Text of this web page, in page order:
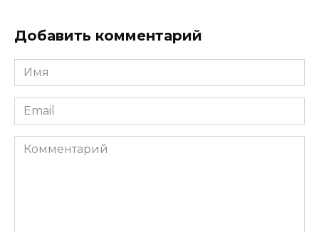
Добавить комментарий
Имя
*
Email
*
Комментарий